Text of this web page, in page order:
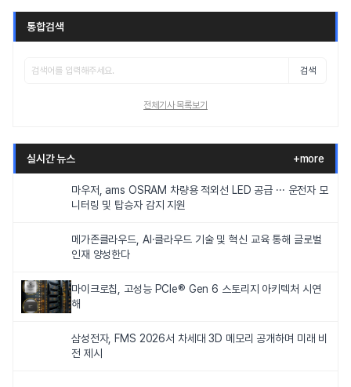
통합검색
검색
전체기사 목록보기
실시간 뉴스 +more
마우저, ams OSRAM 차량용 적외선 LED 공급 ··· 운전자 모
니터링 및 탑승자 감지 지원
메가존클라우드, AI·클라우드 기술 및 혁신 교육 통해 글로벌
인재 양성한다
마이크로칩, 고성능 PCIe® Gen 6 스토리지 아키텍처 시연
해
삼성전자, FMS 2026서 차세대 3D 메모리 공개하며 미래 비
전 제시